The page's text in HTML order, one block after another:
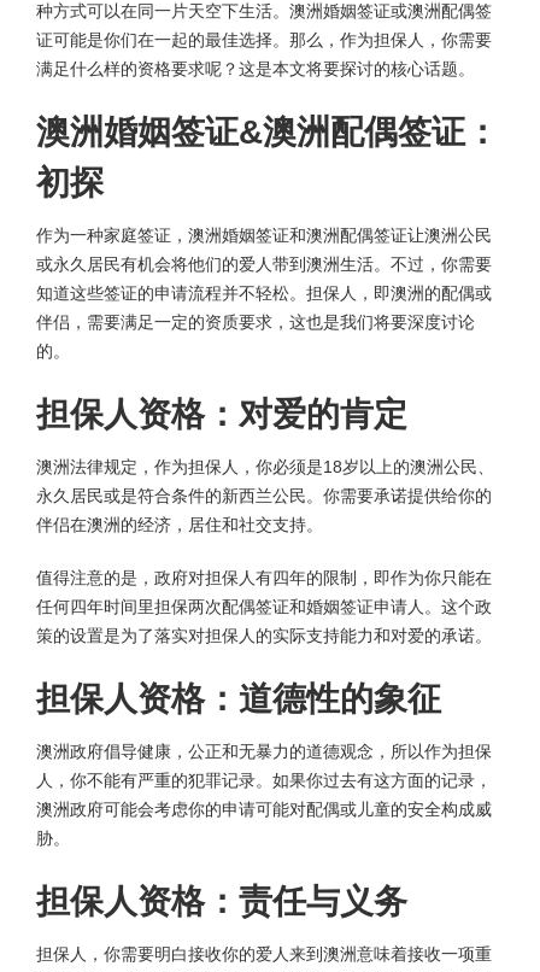
种方式可以在同一片天空下生活。澳洲婚姻签证或澳洲配偶签
证可能是你们在一起的最佳选择。那么，作为担保人，你需要
满足什么样的资格要求呢？这是本文将要探讨的核心话题。
澳洲婚姻签证&澳洲配偶签证：
初探
作为一种家庭签证，澳洲婚姻签证和澳洲配偶签证让澳洲公民
或永久居民有机会将他们的爱人带到澳洲生活。不过，你需要
知道这些签证的申请流程并不轻松。担保人，即澳洲的配偶或
伴侣，需要满足一定的资质要求，这也是我们将要深度讨论
的。
担保人资格：对爱的肯定
澳洲法律规定，作为担保人，你必须是18岁以上的澳洲公民、
永久居民或是符合条件的新西兰公民。你需要承诺提供给你的
伴侣在澳洲的经济，居住和社交支持。
值得注意的是，政府对担保人有四年的限制，即作为你只能在
任何四年时间里担保两次配偶签证和婚姻签证申请人。这个政
策的设置是为了落实对担保人的实际支持能力和对爱的承诺。
担保人资格：道德性的象征
澳洲政府倡导健康，公正和无暴力的道德观念，所以作为担保
人，你不能有严重的犯罪记录。如果你过去有这方面的记录，
澳洲政府可能会考虑你的申请可能对配偶或儿童的安全构成威
胁。
担保人资格：责任与义务
担保人，你需要明白接收你的爱人来到澳洲意味着接收一项重